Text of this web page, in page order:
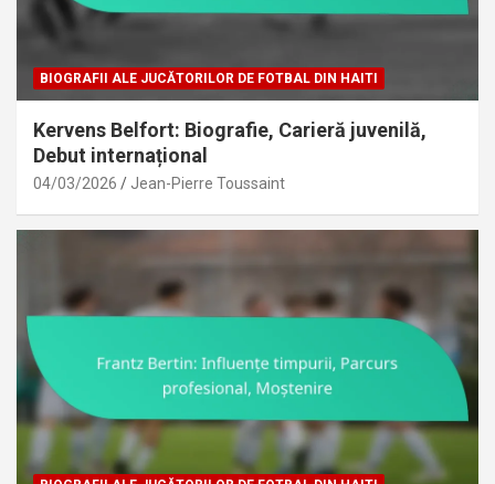
BIOGRAFII ALE JUCĂTORILOR DE FOTBAL DIN HAITI
Kervens Belfort: Biografie, Carieră juvenilă,
Debut internațional
04/03/2026 Jean-Pierre Toussaint